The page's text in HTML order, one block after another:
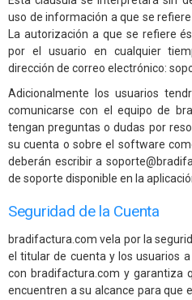
uso de información a que se
La autorización a que se refiere
por el usuario en cualquier
dirección de correo electrónico:
Adicionalmente los usuarios
comunicarse con el equipo de
tengan preguntas o dudas por
su cuenta o sobre el software
deberán escribir a
de soporte disponible en la
Seguridad de la Cuenta
bradifactura.com vela por la
el titular de cuenta y los usuarios
con bradifactura.com y garantiza
encuentren a su alcance para que